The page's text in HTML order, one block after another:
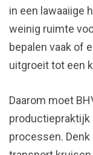
in een lawaaiige
weinig ruimte
bepalen vaak of
uitgroeit tot een
Daarom moet
productiepraktijk
processen.